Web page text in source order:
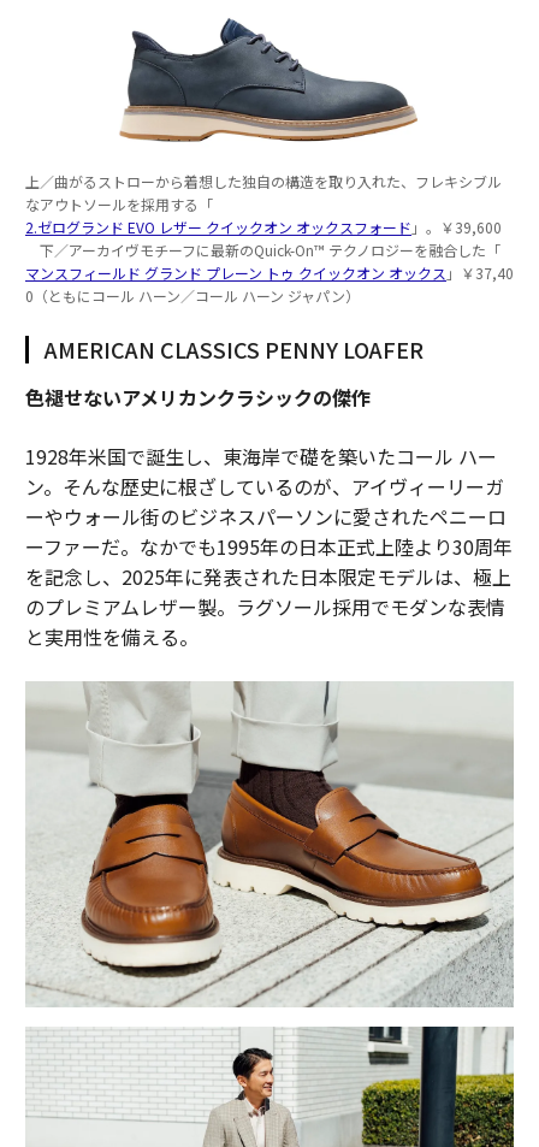
上／曲がるストローから着想した独自の構造を取り入れた、フレキシブル
なアウトソールを採用する「
2.ゼログランド EVO レザー クイックオン オックスフォード 」。￥39,600
下／アーカイヴモチーフに最新のQuick-On™️ テクノロジーを融合した「
マンスフィールド グランド プレーン トゥ クイックオン オックス 」￥37,40
0（ともにコール ハーン／コール ハーン ジャパン）
AMERICAN CLASSICS PENNY LOAFER
色褪せないアメリカンクラシックの傑作
1928年米国で誕生し、東海岸で礎を築いたコール ハー
ン。そんな歴史に根ざしているのが、アイヴィーリーガ
ーやウォール街のビジネスパーソンに愛されたペニーロ
ーファーだ。なかでも1995年の日本正式上陸より30周年
を記念し、2025年に発表された日本限定モデルは、極上
のプレミアムレザー製。ラグソール採用でモダンな表情
と実用性を備える。